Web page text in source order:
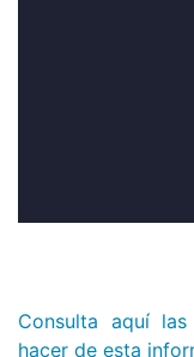
Consulta aquí
hacer de esta